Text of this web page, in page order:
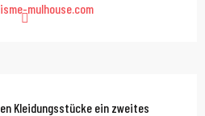
mulhouse.com
Kleidungsstücke ein zweites